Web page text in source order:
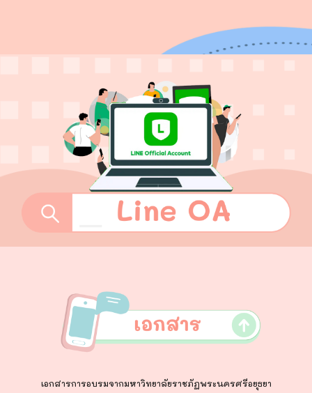
เอกสารการอบรมจากมหาวิทยาลัยราชภัฏพระนครศรีอยุธยา